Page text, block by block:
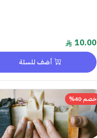
10.00
أضف للسلة
خصم 40%